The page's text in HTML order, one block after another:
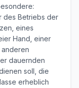
des Betriebs der
eines
Hand, einer
dauernden
soll, die
erheblich